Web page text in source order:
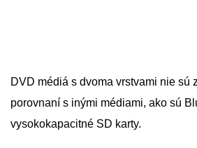
DVD médiá s dvoma vrstvami nie sú
porovnaní s inými médiami, ako sú
vysokokapacitné SD karty.